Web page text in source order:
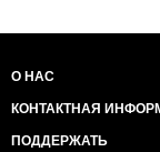
О НАС
КОНТАКТНАЯ
ПОДДЕРЖАТЬ